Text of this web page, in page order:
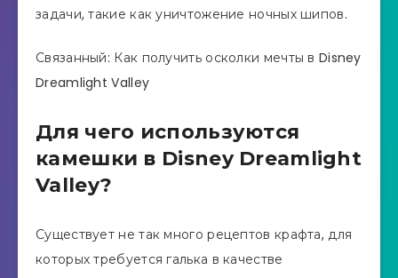
задачи, такие как уничтожение ночных шипов.
Связанный: Как получить осколки мечты в Disney
Dreamlight Valley
Для чего используются
камешки в Disney Dreamlight
Valley?
Существует не так много рецептов крафта, для
которых требуется галька в качестве